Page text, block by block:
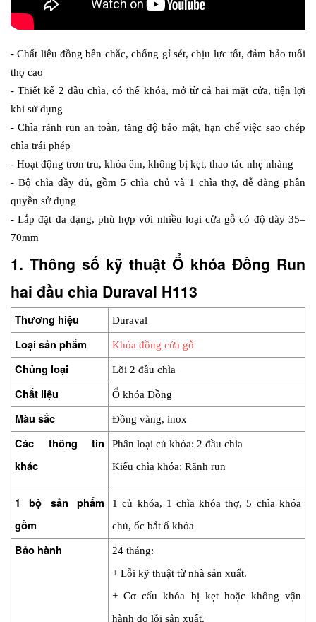
- Chất liệu đồng bền chắc, chống gỉ sét, chịu lực tốt, đảm bảo tuổi
thọ cao
- Thiết kế 2 đầu chìa, có thể khóa, mở từ cả hai mặt cửa, tiện lợi
khi sử dụng
- Chìa rãnh run an toàn, tăng độ bảo mật, hạn chế việc sao chép
chìa trái phép
- Hoạt động trơn tru, khóa êm, không bị kẹt, thao tác nhẹ nhàng
- Bộ chìa đầy đủ, gồm 5 chìa chủ và 1 chìa thợ, dễ dàng phân
quyền sử dụng
- Lắp đặt đa dạng, phù hợp với nhiều loại cửa gỗ có độ dày 35–
70mm
1. Thông số kỹ thuật Ổ khóa Đồng Run
hai đầu chìa Duraval H113
Thương hiệu Duraval
Loại sản phẩm Khóa đồng cửa gỗ
Chủng loại Lõi 2 đầu chìa
Chất liệu Ổ khóa Đồng
Màu sắc Đồng vàng, inox
Các thông tin
khác
Phân loại củ khóa: 2 đầu chìa
Kiểu chìa khóa: Rãnh run
1 bộ sản phẩm
gồm
1 củ khóa, 1 chìa khóa thợ, 5 chìa khóa
chủ, ốc bắt ổ khóa
Bảo hành
24 tháng:
+ Lỗi kỹ thuật từ nhà sản xuất.
+ Cơ cấu khóa bị kẹt hoặc không vận
hành do lỗi sản xuất.